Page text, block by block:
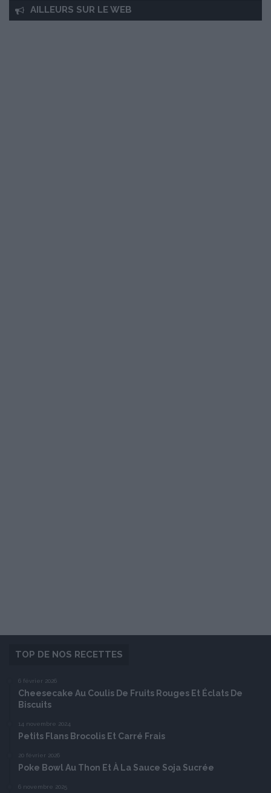
AILLEURS SUR LE WEB
TOP DE NOS RECETTES
6 février 2026
Cheesecake Au Coulis De Fruits Rouges Et Éclats De
Biscuits
14 novembre 2024
Petits Flans Brocolis Et Carré Frais
20 février 2026
Poke Bowl Au Thon Et À La Sauce Soja Sucrée
6 novembre 2025